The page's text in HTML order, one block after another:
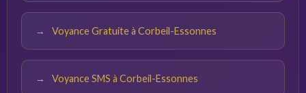
Voyance Gratuite à Corbeil-Essonnes
Voyance SMS à Corbeil-Essonnes